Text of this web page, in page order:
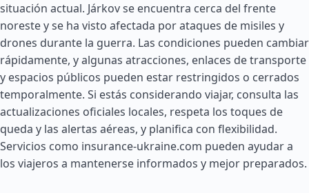
situación actual. Járkov se encuentra cerca del frente
noreste y se ha visto afectada por ataques de misiles y
drones durante la guerra. Las condiciones pueden cambiar
rápidamente, y algunas atracciones, enlaces de transporte
y espacios públicos pueden estar restringidos o cerrados
temporalmente. Si estás considerando viajar, consulta las
actualizaciones oficiales locales, respeta los toques de
queda y las alertas aéreas, y planifica con flexibilidad.
Servicios como insurance-ukraine.com pueden ayudar a
los viajeros a mantenerse informados y mejor preparados.